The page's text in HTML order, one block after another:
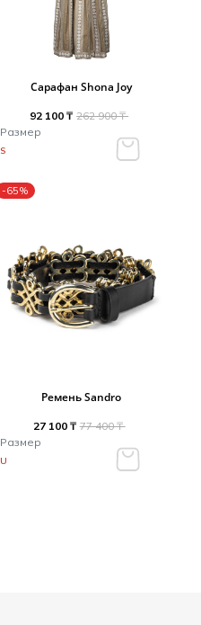
Сарафан Shona Joy
92 100 ₸ 262 900 ₸
Размер
S
-65%
Ремень Sandro
27 100 ₸ 77 400 ₸
Размер
U